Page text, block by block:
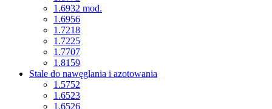
1.6932 mod.
1.6956
1.7218
1.7225
1.7707
1.8159
Stale do nawęglania i azotowania
1.5752
1.6523
1.6526